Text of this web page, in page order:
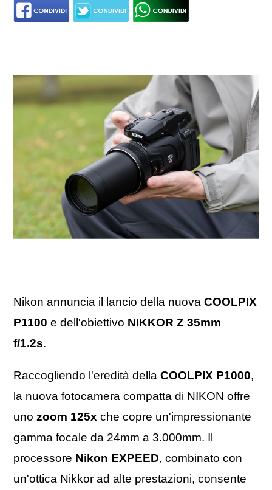
Nikon annuncia il lancio della nuova COOLPIX
P1100 e dell'obiettivo NIKKOR Z 35mm
f/1.2s.
Raccogliendo l'eredità della COOLPIX P1000,
la nuova fotocamera compatta di NIKON offre
uno zoom 125x che copre un'impressionante
gamma focale da 24mm a 3.000mm. Il
processore Nikon EXPEED, combinato con
un'ottica Nikkor ad alte prestazioni, consente